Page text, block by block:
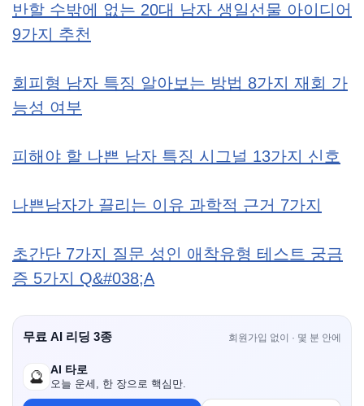
반할 수밖에 없는 20대 남자 생일선물 아이디어
9가지 추천
회피형 남자 특징 알아보는 방법 8가지 재회 가
능성 여부
피해야 할 나쁜 남자 특징 시그널 13가지 신호
나쁜남자가 끌리는 이유 과학적 근거 7가지
초간단 7가지 질문 성인 애착유형 테스트 궁금
증 5가지 Q&#038;A
무료 AI 리딩 3종 회원가입 없이 · 몇 분 안에
🔮 AI 타로
오늘 운세, 한 장으로 핵심만.